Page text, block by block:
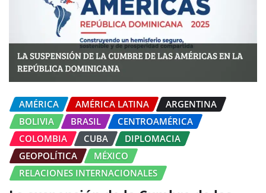
AMÉRICA AMÉRICA LATINA
ARGENTINA
BOLIVIA
BRASIL
CENTROAMÉRICA
COLOMBIA
CUBA
DIPLOMACIA
GEOPOLÍTICA
MÉXICO
RELACIONES INTERNACIONALES